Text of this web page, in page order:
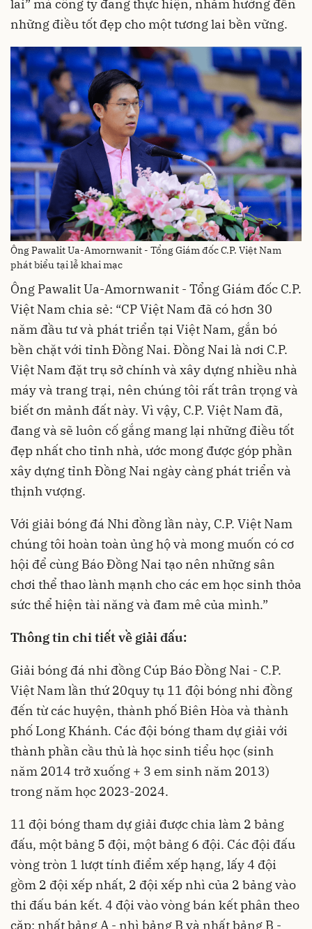
lai” mà công ty đang thực hiện, nhằm hướng đến
những điều tốt đẹp cho một tương lai bền vững.
Ông Pawalit Ua-Amornwanit - Tổng Giám đốc C.P. Việt Nam
phát biểu tại lễ khai mạc
Ông Pawalit Ua-Amornwanit - Tổng Giám đốc C.P.
Việt Nam chia sẻ: “CP Việt Nam đã có hơn 30
năm đầu tư và phát triển tại Việt Nam, gắn bó
bền chặt với tỉnh Đồng Nai. Đồng Nai là nơi C.P.
Việt Nam đặt trụ sở chính và xây dựng nhiều nhà
máy và trang trại, nên chúng tôi rất trân trọng và
biết ơn mảnh đất này. Vì vậy, C.P. Việt Nam đã,
đang và sẽ luôn cố gắng mang lại những điều tốt
đẹp nhất cho tỉnh nhà, ước mong được góp phần
xây dựng tỉnh Đồng Nai ngày càng phát triển và
thịnh vượng.
Với giải bóng đá Nhi đồng lần này, C.P. Việt Nam
chúng tôi hoàn toàn ủng hộ và mong muốn có cơ
hội để cùng Báo Đồng Nai tạo nên những sân
chơi thể thao lành mạnh cho các em học sinh thỏa
sức thể hiện tài năng và đam mê của mình.”
Thông tin chi tiết về giải đấu:
Giải bóng đá nhi đồng Cúp Báo Đồng Nai - C.P.
Việt Nam lần thứ 20quy tụ 11 đội bóng nhi đồng
đến từ các huyện, thành phố Biên Hòa và thành
phố Long Khánh. Các đội bóng tham dự giải với
thành phần cầu thủ là học sinh tiểu học (sinh
năm 2014 trở xuống + 3 em sinh năm 2013)
trong năm học 2023-2024.
11 đội bóng tham dự giải được chia làm 2 bảng
đấu, một bảng 5 đội, một bảng 6 đội. Các đội đấu
vòng tròn 1 lượt tính điểm xếp hạng, lấy 4 đội
gồm 2 đội xếp nhất, 2 đội xếp nhì của 2 bảng vào
thi đấu bán kết. 4 đội vào vòng bán kết phân theo
cặp: nhất bảng A - nhì bảng B và nhất bảng B -